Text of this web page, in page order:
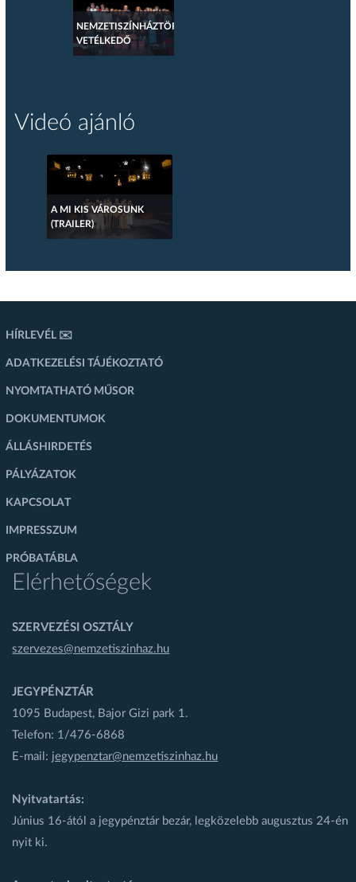
NEMZETISZÍNHÁZTÖRTÉNETI
VETÉLKEDŐ
Videó ajánló
A MI KIS VÁROSUNK
(TRAILER)
HÍRLEVÉL ✉️
ADATKEZELÉSI TÁJÉKOZTATÓ
NYOMTATHATÓ MŰSOR
DOKUMENTUMOK
ÁLLÁSHIRDETÉS
PÁLYÁZATOK
KAPCSOLAT
IMPRESSZUM
PRÓBATÁBLA
Elérhetőségek
SZERVEZÉSI OSZTÁLY
szervezes@nemzetiszinhaz.hu
JEGYPÉNZTÁR
1095 Budapest, Bajor Gizi park 1.
Telefon: 1/476-6868
E-mail: jegypenztar@nemzetiszinhaz.hu
Nyitvatartás:
Június 16-ától a jegypénztár bezár, legközelebb augusztus 24-én
nyit ki.